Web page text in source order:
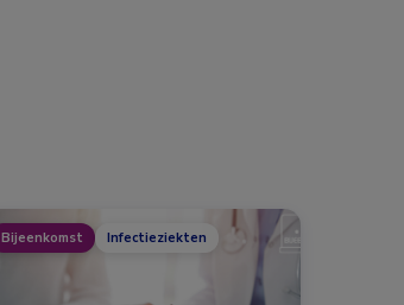
Bijeenkomst Infectieziekten